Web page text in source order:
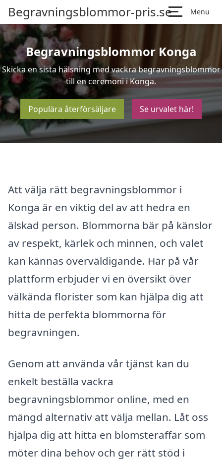
Begravningsblommor-pris.se Menu
Begravningsblommor Konga
Skicka en sista hälsning med vackra begravningsblommor
till en ceremoni i Konga.
Populära återförsäljare Se urvalet här!
Att välja rätt begravningsblommor i
Konga är en viktig del av att hedra en
älskad person. Blommorna bär på känslor
av respekt, kärlek och minnen, och valet
kan kännas överväldigande. Här på vår
plattform erbjuder vi en översikt över
välkända florister som kan hjälpa dig att
hitta de perfekta blommorna för
begravningen.
Genom att använda vår tjänst kan du
enkelt beställa vackra
begravningsblommor online, med en
mängd alternativ att välja mellan. Låt oss
hjälpa dig att hitta en blomsteraffär som
möter dina behov och ger rätt stöd i